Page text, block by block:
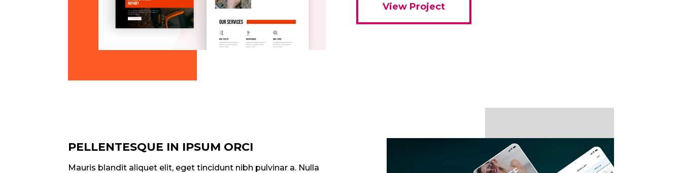
View Project
PELLENTESQUE IN IPSUM ORCI
Mauris blandit aliquet elit, eget tincidunt nibh pulvinar a. Nulla